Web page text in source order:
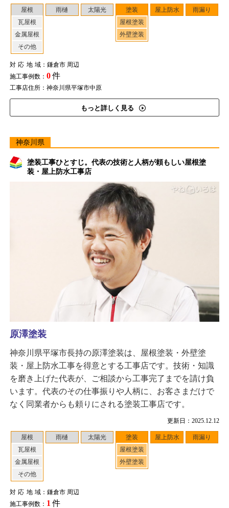
屋根
瓦屋根
金属屋根
その他
雨樋 太陽光
塗装
屋根塗装
外壁塗装
屋上防水 雨漏り
対応地域：鎌倉市 周辺
施工事例数： 0件
工事店住所：神奈川県平塚市中原
もっと詳しく見る
神奈川県
塗装工事ひとすじ。代表の技術と人柄が頼もしい屋根塗
装・屋上防水工事店
更新日：2025.12.12
屋根
瓦屋根
金属屋根
その他
雨樋 太陽光
塗装
屋根塗装
外壁塗装
屋上防水 雨漏り
対応地域：鎌倉市 周辺
施工事例数： 1 件
原澤塗装
神奈川県平塚市長持の原澤塗装は、屋根塗装・外壁塗
装・屋上防水工事を得意とする工事店です。技術・知識
を磨き上げた代表が、ご相談から工事完了までを請け負
います。代表のその仕事振りや人柄に、お客さまだけで
なく同業者からも頼りにされる塗装工事店です。